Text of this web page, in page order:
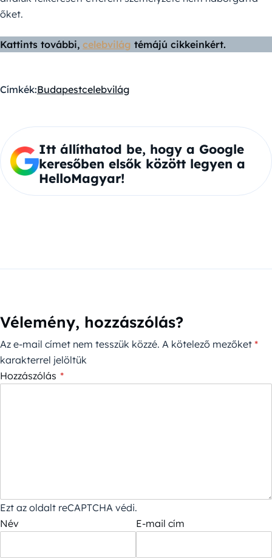
őket.
Kattints további, celebvilág témájú cikkeinkért.
Címkék:Budapestcelebvilág
Itt állíthatod be, hogy a Google
keresőben elsők között legyen a
HelloMagyar!
Vélemény, hozzászólás?
Az e-mail címet nem tesszük közzé. A kötelező mezőket *
karakterrel jelöltük
Hozzászólás *
Ezt az oldalt reCAPTCHA védi.
Név
E-mail cím